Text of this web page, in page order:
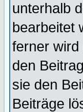
unterhalb
bearbeitet
ferner
den
sie den
Beiträge